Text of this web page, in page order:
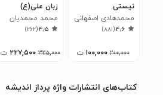
نیستی
محمدهادی اصفهانی
۴٫۶(۸۸۱)
۲۰۰,۰۰۰ ۱۰۰,۰۰۰ ت
زبان علی(ع)
محمد محمدیان
۴٫۵(۲۶۲)
۳۲۵,۰۰۰ ۲۲۷,۵۰۰ ت
کتاب‌های انتشارات واژه پرداز اندیشه